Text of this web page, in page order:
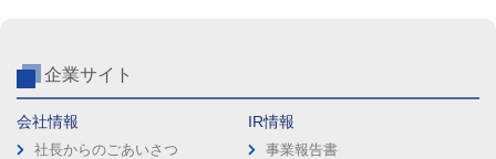
企業サイト
会社情報
社長からのごあいさつ
IR情報
事業報告書